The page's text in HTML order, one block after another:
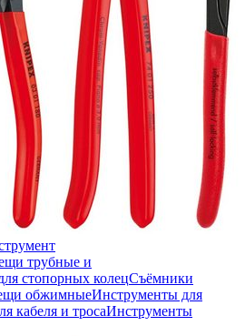
трубные и
стопорных колецСъёмники
обжимныеИнструменты для
кабеля и тросаИнструменты